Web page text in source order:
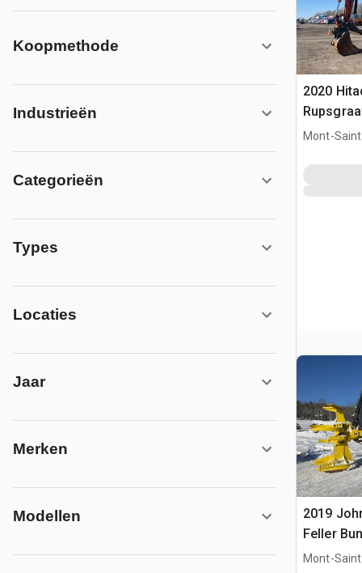
Koopmethode
Industrieën
Categorieën
Types
Locaties
Jaar
Merken
Modellen
2020
Mont-
2019
Feller
Mont-